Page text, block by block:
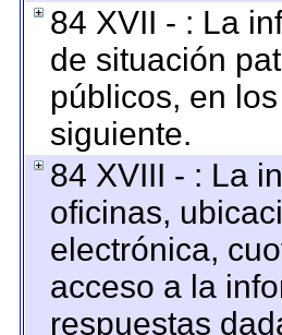
84 XVII - : La
de situación
públicos, en
siguiente.
84 XVIII - : La
oficinas,
electrónica,
acceso a la
respuestas